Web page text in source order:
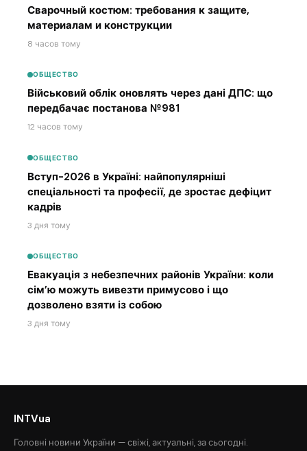
Сварочный костюм: требования к защите,
материалам и конструкции
8 часов тому
ОБЩЕСТВО
Військовий облік оновлять через дані ДПС: що
передбачає постанова №981
12 часов тому
ОБЩЕСТВО
Вступ-2026 в Україні: найпопулярніші
спеціальності та професії, де зростає дефіцит
кадрів
3 дня тому
ОБЩЕСТВО
Евакуація з небезпечних районів України: коли
сім’ю можуть вивезти примусово і що
дозволено взяти із собою
3 дня тому
INTVua
Головні новини України — свіжі, актуальні, за сьогодні.